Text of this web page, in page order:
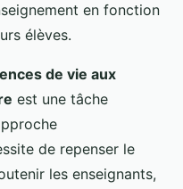
en fonction
élèves.
de vie aux
est une tâche
de repenser le
les enseignants,